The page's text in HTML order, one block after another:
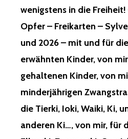
wenigstens in die
Opfer – Freikarten –
und 2026 – mit und für
erwähnten Kinder, von
gehaltenen Kinder, von
minderjährigen
die Tierki, Ioki, Waiki, Ki,
anderen Ki…, von mir, für